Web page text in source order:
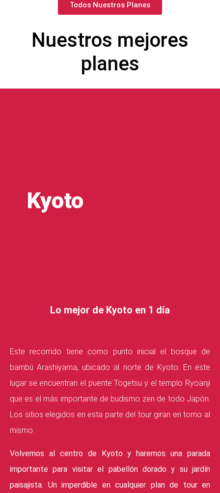
Todos Nuestros Planes
Nuestros mejores
planes
Kyoto
Lo mejor de Kyoto en 1 día
Este recorrido tiene como punto inicial el bosque de
bambú Arashiyama, ubicado al norte de Kyoto. En este
lugar se encuentran el puente Togetsu y el templo Ryoanji
que es el más importante de budismo zen de todo Japón.
Los sitios elegidos en esta parte del tour giran en torno al
mismo.
Volvemos al centro de Kyoto y haremos una parada
importante para visitar el pabellón dorado y su jardín
paisajista. Un imperdible en cualquier plan de tour en